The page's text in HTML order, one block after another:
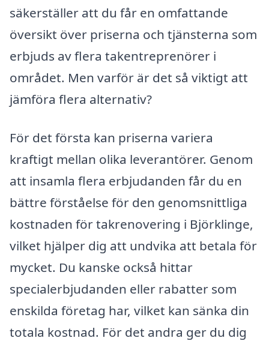
säkerställer att du får en omfattande
översikt över priserna och tjänsterna som
erbjuds av flera takentreprenörer i
området. Men varför är det så viktigt att
jämföra flera alternativ?
För det första kan priserna variera
kraftigt mellan olika leverantörer. Genom
att insamla flera erbjudanden får du en
bättre förståelse för den genomsnittliga
kostnaden för takrenovering i Björklinge,
vilket hjälper dig att undvika att betala för
mycket. Du kanske också hittar
specialerbjudanden eller rabatter som
enskilda företag har, vilket kan sänka din
totala kostnad. För det andra ger du dig